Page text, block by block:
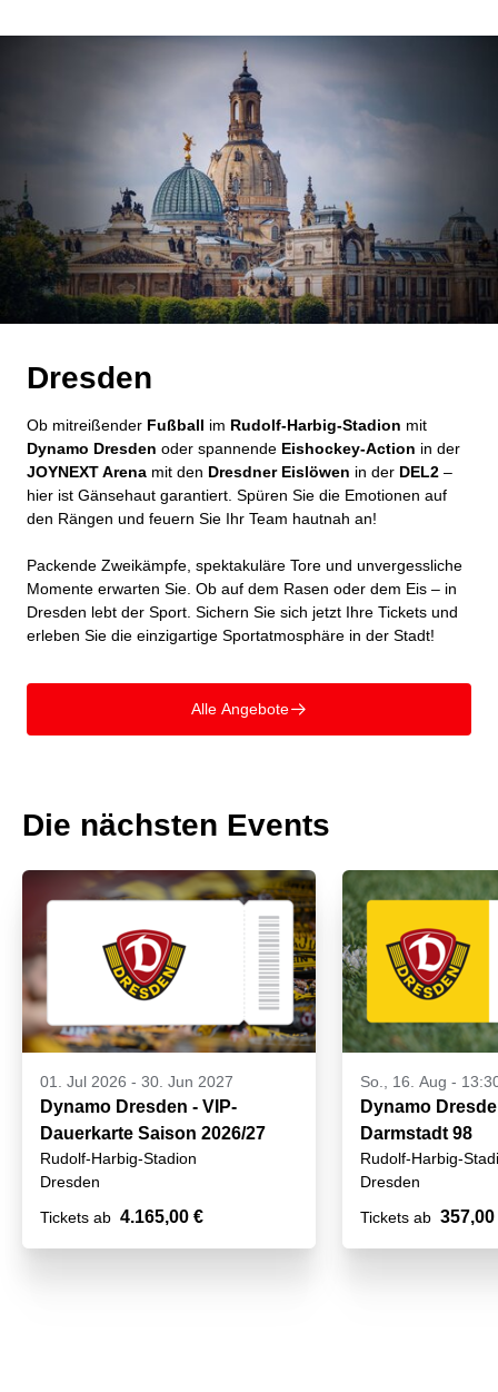
Dresden
Ob mitreißender Fußball im Rudolf-Harbig-Stadion mit
Dynamo Dresden oder spannende Eishockey-Action in der
JOYNEXT Arena mit den Dresdner Eislöwen in der DEL2 –
hier ist Gänsehaut garantiert. Spüren Sie die Emotionen auf
den Rängen und feuern Sie Ihr Team hautnah an!
Packende Zweikämpfe, spektakuläre Tore und unvergessliche
Momente erwarten Sie. Ob auf dem Rasen oder dem Eis – in
Dresden lebt der Sport. Sichern Sie sich jetzt Ihre Tickets und
erleben Sie die einzigartige Sportatmosphäre in der Stadt!
Alle Angebote􀄫
Die nächsten Events
01. Jul 2026 - 30. Jun 2027
Dynamo Dresden - VIP-
Dauerkarte Saison 2026/27
Rudolf-Harbig-Stadion
Dresden
Tickets ab 4.165,00 €
So., 16. Aug -
Dynamo
Darmstadt 98
Rudolf-Harbig-
Dresden
Tickets ab 357,00